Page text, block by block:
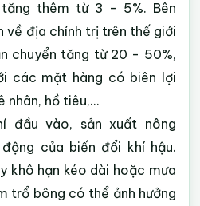
thêm từ 3 - 5%. Bên
về địa chính trị trên thế giới
chuyển tăng từ 20 - 50%,
các mặt hàng có biên lợi
nhân, hồ tiêu,…
đầu vào, sản xuất nông
của biến đổi khí hậu.
khô hạn kéo dài hoặc mưa
trổ bông có thể ảnh hưởng